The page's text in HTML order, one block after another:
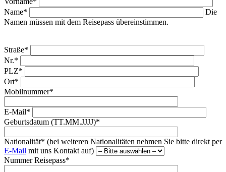
Name*
Die
Namen müssen mit dem Reisepass übereinstimmen.
Straße*
Nr.*
PLZ*
Ort*
Mobilnummer*
E-Mail*
Geburtsdatum (TT.MM.JJJJ)*
Nationalität* (bei weiteren Nationalitäten nehmen Sie bitte direkt per
E-Mail mit uns Kontakt auf)
Nummer Reisepass*